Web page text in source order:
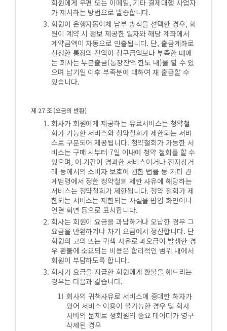
회원에게 우편 또는 이메일, 기타 결제대행 사업자
가 제시하는 방법으로 발송합니다.
회원이 은행자동이체 납부 방식을 선택한 경우, 회
원이 계약 시 정보 제공한 일자와 해당 계좌에서
계약금액이 자동으로 인출됩니다. 단, 출금계좌로
신청한 통장의 잔액이 청구금액보다 부족한 때에
는 회사는 부분출금(통장잔액 한도 내)을 할 수 있
으며 납기일 이후 부족분에 대하여 재 출금할 수
있습니다.
제 27 조 (요금의 반환)
회사가 회원에게 제공하는 유료서비스는 청약철
회가 가능한 서비스와 청약철회가 제한되는 서비
스로 구분되어 제공됩니다. 청약철회가 가능한 서
비스는 구매 시부터 7일 이내에 청약 철회를 할 수
있으며, 이 기간이 경과한 서비스이거나 전자상거
래 등에서의 소비자 보호에 관한 법률 등 기타 관
계법령에서 정한 청약철회 제한 사유에 해당하는
서비스는 청약철회가 제한됩니다. 청약 철회가 제
한되는 서비스는 제한되는 사실을 팝업 화면이나
연결 화면 등으로 표시합니다.
회사는 회원이 요금을 과납하거나 오납한 경우 그
요금을 반환하거나 차기 요금에서 정산합니다. 단
회원의 고의 또는 귀책 사유로 과오금이 발생한 경
우 환불에 소요되는 비용은 합리적인 범위 내에서
회원이 부담하도록 합니다.
회사가 요금을 지급한 회원에게 환불을 해드리는
경우는 다음과 같습니다.
회사의 귀책사유로 서비스에 중대한 하자가
있어 서비스 이용이 불가능한 경우 및 회사
서버의 문제로 정회원의 중요 데이터가 영구
삭제된 경우